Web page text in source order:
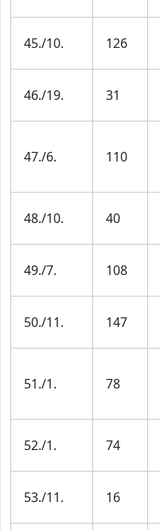
45./10. 126
46./19. 31
47./6. 110
48./10. 40
49./7. 108
50./11. 147
51./1. 78
52./1. 74
53./11. 16